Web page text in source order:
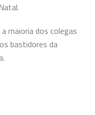
maioria dos colegas
bastidores da